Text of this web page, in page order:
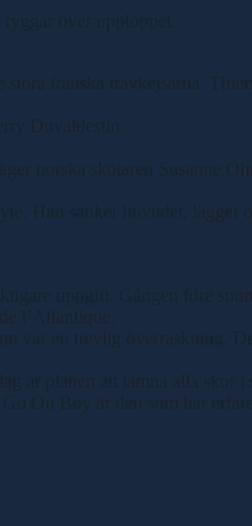
över upploppet.
franska travkejsarna.
Duvaldestin.
norska skötaren Susanne
Han sänker huvudet, lägger
uppgift. Gången före
l’Atlantique.
var en trevlig överraskning.
är planen att lämna alla skor i
On Boy är den som har